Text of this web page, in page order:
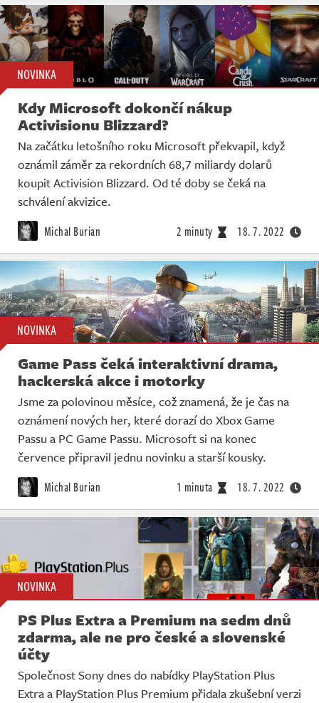
NOVINKA
Kdy Microsoft dokončí nákup
Activisionu Blizzard?
Na začátku letošního roku Microsoft překvapil, když
oznámil záměr za rekordních 68,7 miliardy dolarů
koupit Activision Blizzard. Od té doby se čeká na
schválení akvizice.
Michal Burian 2 minuty 18. 7. 2022
NOVINKA
Game Pass čeká interaktivní drama,
hackerská akce i motorky
Jsme za polovinou měsíce, což znamená, že je čas na
oznámení nových her, které dorazí do Xbox Game
Passu a PC Game Passu. Microsoft si na konec
července připravil jednu novinku a starší kousky.
Michal Burian 1 minuta 18. 7. 2022
NOVINKA
PS Plus Extra a Premium na sedm dnů
zdarma, ale ne pro české a slovenské
účty
Společnost Sony dnes do nabídky PlayStation Plus
Extra a PlayStation Plus Premium přidala zkušební verzi